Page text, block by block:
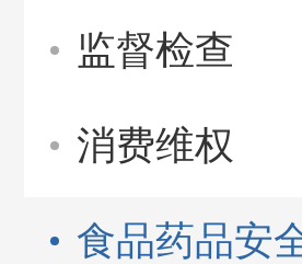
监督检查
消费维权
食品药品安